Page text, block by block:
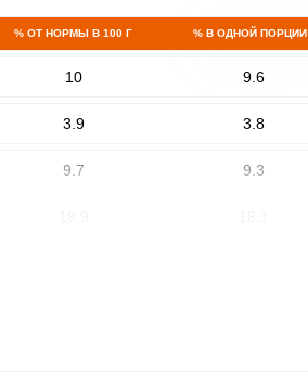
% ОТ НОРМЫ В 100 Г % В ОДНОЙ ПОРЦИИ
10 9.6
3.9 3.8
9.7 9.3